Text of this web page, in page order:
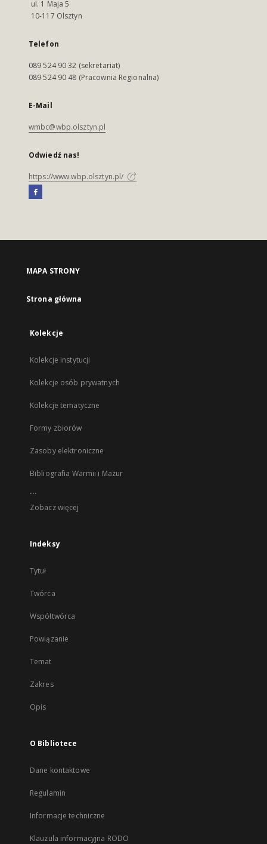
ul. 1 Maja 5
10-117 Olsztyn
Telefon
089 524 90 32 (sekretariat)
089 524 90 48 (Pracownia Regionalna)
E-Mail
wmbc@wbp.olsztyn.pl
Odwiedź nas!
https://www.wbp.olsztyn.pl/
MAPA STRONY
Strona główna
Kolekcje
Kolekcje instytucji
Kolekcje osób prywatnych
Kolekcje tematyczne
Formy zbiorów
Zasoby elektroniczne
Bibliografia Warmii i Mazur
...
Zobacz więcej
Indeksy
Tytuł
Twórca
Współtwórca
Powiązanie
Temat
Zakres
Opis
O Bibliotece
Dane kontaktowe
Regulamin
Informacje techniczne
Klauzula informacyjna RODO